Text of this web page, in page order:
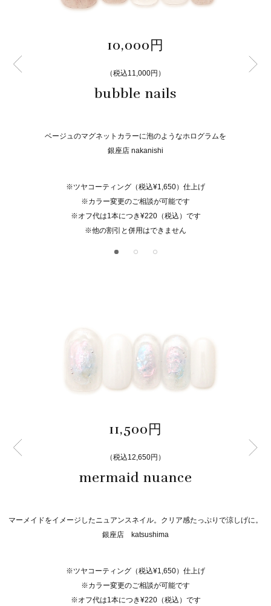
10,000円
（税込11,000円）
bubble nails
ベージュのマグネットカラーに泡のようなホログラムを
銀座店 nakanishi
※ツヤコーティング（税込¥1,650）仕上げ
※カラー変更のご相談が可能です
※オフ代は1本につき¥220（税込）です
※他の割引と併用はできません
11,500円
（税込12,650円）
mermaid nuance
マーメイドをイメージしたニュアンスネイル。クリア感たっぷりで涼しげに。
銀座店 katsushima
※ツヤコーティング（税込¥1,650）仕上げ
※カラー変更のご相談が可能です
※オフ代は1本につき¥220（税込）です